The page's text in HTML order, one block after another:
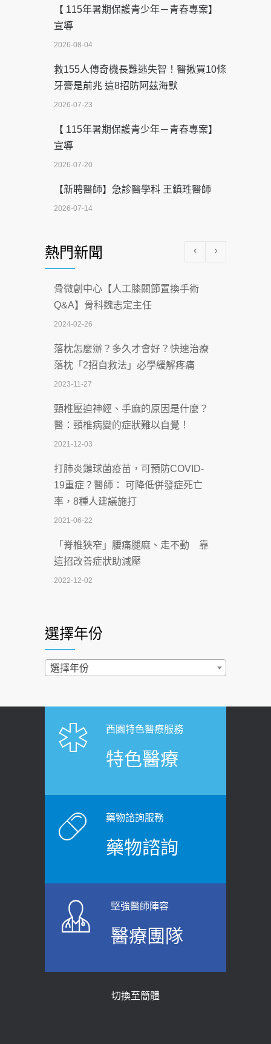
【 115年暑期保護青少年－青春專案】
宣導
2026-08-04
救155人傳奇機長難逃失智！醫揪買10條
牙膏是前兆 這8招防阿茲海默
2026-07-23
【 115年暑期保護青少年－青春專案】
宣導
2026-07-20
【新聘醫師】急診醫學科 王鎮珄醫師
2026-07-14
科能量
2026-07-08
沒菸酒也瀕臨洗腎？65歲男靠「這習
慣」逆轉腎功能 醫揭3招救命
2026-07-08
體溫飆破41度！醫連收兩例中暑病例：
致死率達8成
2026-07-07
深耕萬華55年 西園醫院回顧發展歷程與
智慧 醫療布局
2026-07-06
【115年臺北市「防癌保衛戰：健康好禮
一手刮」】 宣導
2026-07-02
2026-07-02
4連霸議員黃秋澤癌逝！食道癌為何奪命
西園醫院55周年 7／10捐血公益活動 邀
民眾熱血響應
2026-06-30
健康肛門痛都是痔瘡?醫談瘍瘍瘻管與肛
裂差異 逾50歲民眾可做1事
原則避免血糖血壓飆高
2026-06-08
上班常待在冷氣房？小心泌尿道感染
醫示警：1病症嚴重恐喪命
熱門新聞
骨微創中心【人工膝關節置換手術
Q&A】骨科魏志定主任
2024-02-26
落枕怎麼辦？多久才會好？快速治療
落枕「2招自救法」必學緩解疼痛
2023-11-27
頸椎壓迫神經、手麻的原因是什麼？
醫：頸椎病變的症狀難以自覺！
2021-12-03
打肺炎鏈球菌疫苗，可預防COVID-
19重症？醫師： 可降低併發症死亡
率，8種人建議施打
2021-06-22
「脊椎狹窄」腰痛腿麻、走不動 靠
這招改善症狀助減壓
2022-12-02
2022-02-17
過量維生素D和鈣恐罹癌? 醫師釋
「落枕」不要大力按脖子！ 1招「伸
展運動」預防落枕
老後睡不好、夜間易跌倒
2021-03-05
骨科魏志定主任接受專訪 【年代電視
質密度檢查！醫：注意5重點可逆轉
選擇年份
選擇年份
西園特色醫療服務
特色醫療
藥物諮詢服務
藥物諮詢
堅強醫師陣容
醫療團隊
切換至簡體